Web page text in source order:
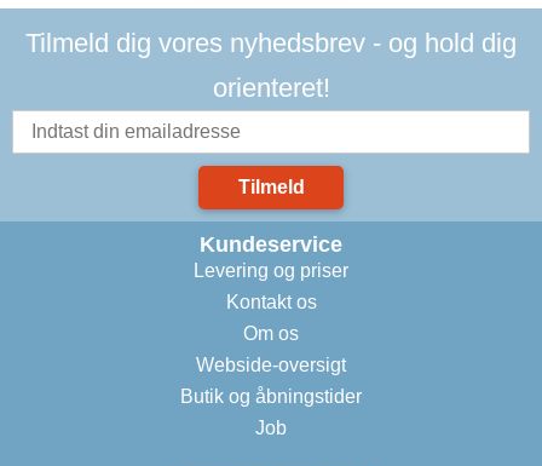
Tilmeld dig vores nyhedsbrev - og hold dig
orienteret!
Tilmeld
Kundeservice
Levering og priser
Kontakt os
Om os
Webside-oversigt
Butik og åbningstider
Job